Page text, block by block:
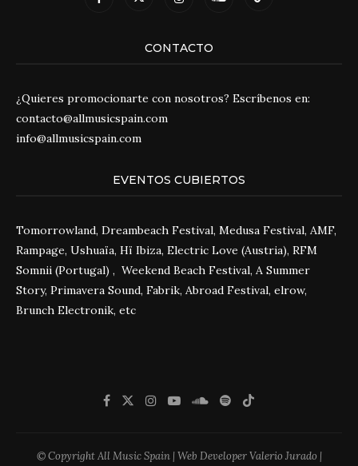
CONTACTO
¿Quieres promocionarte con nosotros? Escríbenos en:
contacto@allmusicspain.com
info@allmusicspain.com
EVENTOS CUBIERTOS
Tomorrowland, Dreambeach Festival, Medusa Festival, AMF,
Rampage, Ushuaïa, Hï Ibiza, Electric Love (Austria), RFM
Somnii (Portugal) , Weekend Beach Festival, A Summer
Story, Primavera Sound, Fabrik, Abroad Festival, elrow,
Brunch Electronik, etc
© Copyright All Music Spain | Web Developer Valerio Jurado |